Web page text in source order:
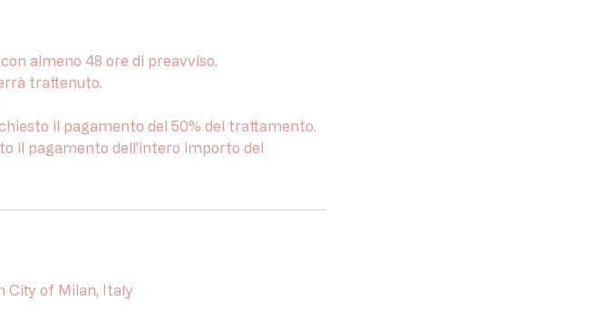
almeno 48 ore di preavviso.
trattenuto.
il pagamento del 50% del trattamento.
il pagamento dell’intero importo del
City of Milan, Italy